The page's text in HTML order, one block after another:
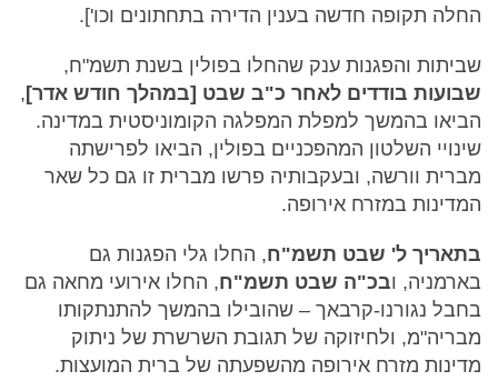
החלה תקופה חדשה בענין הדירה בתחתונים וכו'].
שביתות והפגנות ענק שהחלו בפולין בשנת תשמ"ח,
שבועות בודדים לאחר כ"ב שבט [במהלך חודש אדר],
הביאו בהמשך למפלת המפלגה הקומוניסטית במדינה.
שינויי השלטון המהפכניים בפולין, הביאו לפרישתה
מברית וורשה, ובעקבותיה פרשו מברית זו גם כל שאר
המדינות במזרח אירופה.
בתאריך ל' שבט תשמ"ח, החלו גלי הפגנות גם
בארמניה, ובכ"ה שבט תשמ"ח, החלו אירועי מחאה גם
בחבל נגורנו-קרבאך – שהובילו בהמשך להתנתקותו
מבריה"מ, ולחיזוקה של תגובת השרשרת של ניתוק
מדינות מזרח אירופה מהשפעתה של ברית המועצות.